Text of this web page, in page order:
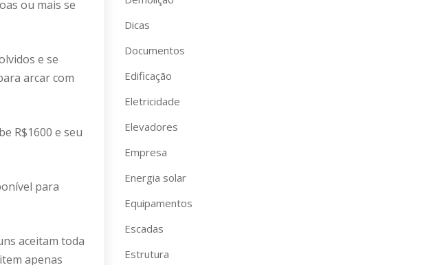
ou mais se
e se
arcar com
R$1600 e seu
para
aceitam toda
apenas
Dicas
Documentos
Edificação
Eletricidade
Elevadores
Empresa
Energia solar
Equipamentos
Escadas
Estrutura